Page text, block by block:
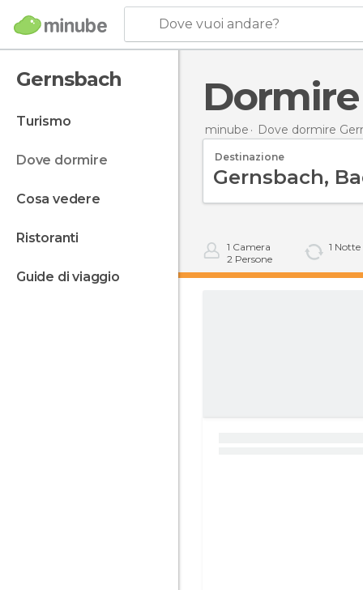
Dove vuoi andare?
Gernsbach
turismo
dove dormire
cosa vedere
ristoranti
guide di viaggio
minube Dove dormire
Destinazione
1 Camera
2 Persone
1 Notte